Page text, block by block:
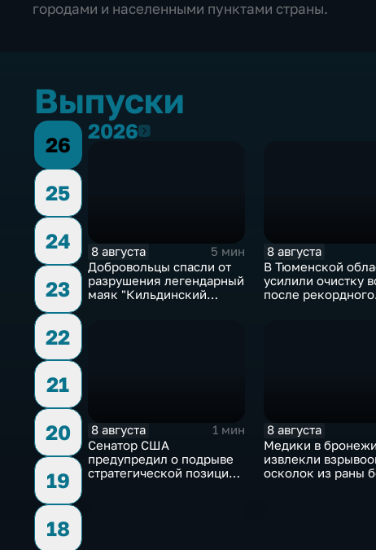
городами и населенными пунктами страны.
Выпуски
26
25
24
23
22
21
20
19
18
20262026
8 августа
5 мин
Добровольцы спасли от
разрушения легендарный
маяк "Кильдинский
8 августа
В Тюменской
усилили очистку
после рекордного
8 августа
1 мин
Сенатор США
предупредил о подрыве
стратегической позиции
8 августа
Медики в
извлекли
осколок из раны